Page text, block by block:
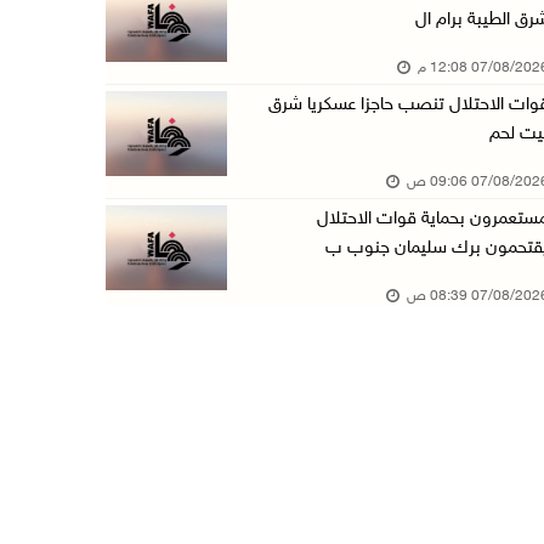
06/آب/2026 10:45 م
الطيبة برام ال
08/2026 12:08 م
الاحتلال تنصب حاجزا عسكريا شرق
لحم
08/2026 09:06 ص
بحماية قوات الاحتلال
برك سليمان جنوب ب
08/2026 08:39 ص